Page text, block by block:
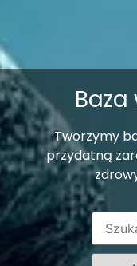
Tworzymy
przydatną